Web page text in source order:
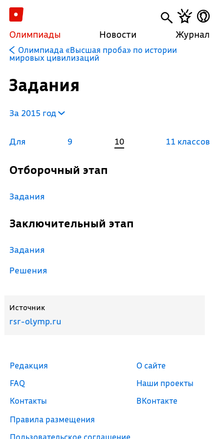
Олимпиады Новости Журнал
Олимпиада «Высшая проба» по истории
мировых цивилизаций
Задания
За 2015 год
Для 9 10 11 классов
Отборочный этап
Задания
Заключительный этап
Задания
Решения
Источник
rsr-olymp.ru
Редакция
FAQ
Контакты
Правила размещения
Пользовательское соглашение
О сайте
Наши проекты
ВКонтакте